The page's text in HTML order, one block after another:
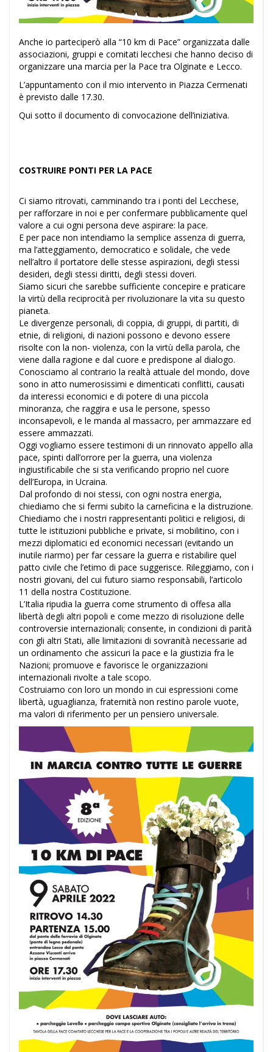
Anche io parteciperò alla “10 km di Pace” organizzata dalle
associazioni, gruppi e comitati lecchesi che hanno deciso di
organizzare una marcia per la Pace tra Olginate e Lecco.
L’appuntamento con il mio intervento in Piazza Cermenati
è previsto dalle 17.30.
Qui sotto il documento di convocazione dell’iniziativa.
COSTRUIRE PONTI PER LA PACE
Ci siamo ritrovati, camminando tra i ponti del Lecchese,
per rafforzare in noi e per confermare pubblicamente quel
valore a cui ogni persona deve aspirare: la pace.
E per pace non intendiamo la semplice assenza di guerra,
ma l’atteggiamento, democratico e solidale, che vede
nell’altro il portatore delle stesse aspirazioni, degli stessi
desideri, degli stessi diritti, degli stessi doveri.
Siamo sicuri che sarebbe sufficiente concepire e praticare
la virtù della reciprocità per rivoluzionare la vita su questo
pianeta.
Le divergenze personali, di coppia, di gruppi, di partiti, di
etnie, di religioni, di nazioni possono e devono essere
risolte con la non- violenza, con la virtù della parola, che
viene dalla ragione e dal cuore e predispone al dialogo.
Conosciamo al contrario la realtà attuale del mondo, dove
sono in atto numerosissimi e dimenticati conflitti, causati
da interessi economici e di potere di una piccola
minoranza, che raggira e usa le persone, spesso
inconsapevoli, e le manda al massacro, per ammazzare ed
essere ammazzati.
Oggi vogliamo essere testimoni di un rinnovato appello alla
pace, spinti dall’orrore per la guerra, una violenza
ingiustificabile che si sta verificando proprio nel cuore
dell’Europa, in Ucraina.
Dal profondo di noi stessi, con ogni nostra energia,
chiediamo che si fermi subito la carneficina e la distruzione.
Chiediamo che i nostri rappresentanti politici e religiosi, di
tutte le istituzioni pubbliche e private, si mobilitino, con i
mezzi diplomatici ed economici necessari (evitando un
inutile riarmo) per far cessare la guerra e ristabilire quel
patto civile che l’etimo di pace suggerisce. Rileggiamo, con i
nostri giovani, del cui futuro siamo responsabili, l’articolo
11 della nostra Costituzione.
L’Italia ripudia la guerra come strumento di offesa alla
libertà degli altri popoli e come mezzo di risoluzione delle
controversie internazionali; consente, in condizioni di parità
con gli altri Stati, alle limitazioni di sovranità necessarie ad
un ordinamento che assicuri la pace e la giustizia fra le
Nazioni; promuove e favorisce le organizzazioni
internazionali rivolte a tale scopo.
Costruiamo con loro un mondo in cui espressioni come
libertà, uguaglianza, fraternità non restino parole vuote,
ma valori di riferimento per un pensiero universale.